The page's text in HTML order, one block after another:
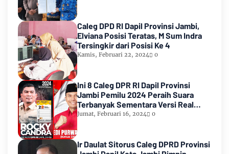
Caleg DPD RI Dapil Provinsi Jambi,
Elviana Posisi Teratas, M Sum Indra
Tersingkir dari Posisi Ke 4
Kamis, Februari 22, 2024 0
Ini 8 Caleg DPR RI Dapil Provinsi
Jambi Pemilu 2024 Peraih Suara
Terbanyak Sementara Versi Real
Count KPU RI
Jumat, Februari 16, 2024 0
Ir Daulat Sitorus Caleg DPRD Provinsi